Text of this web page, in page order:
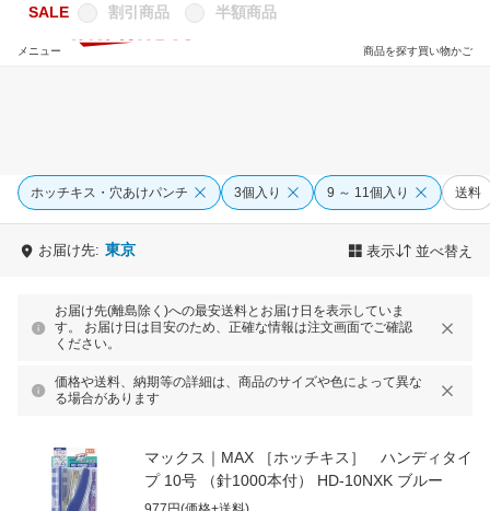
買い物かご
商品を探す
メニュー
SALE 割引商品 半額商品
ホッチキス・穴あけパンチ 3個入り 9 ～ 11個入り 送料
お届け先: 東京 表示 並べ替え
お届け先(離島除く)への最安送料とお届け日を表示していま
す。 お届け日は目安のため、正確な情報は注文画面でご確認
ください。
価格や送料、納期等の詳細は、商品のサイズや色によって異な
る場合があります
マックス｜MAX ［ホッチキス］ ハンディタイ
プ 10号 （針1000本付） HD-10NXK ブルー